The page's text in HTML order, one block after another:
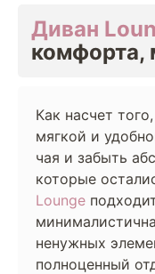
Диван
комфорта,
Как насчет
мягкой и
чая и забыть
которые
Lounge
ненужных
полноценный